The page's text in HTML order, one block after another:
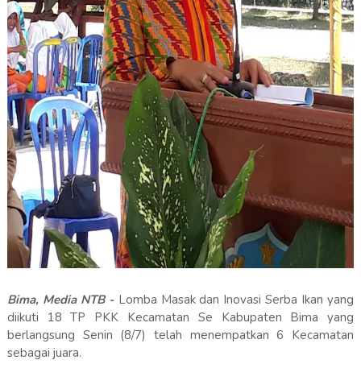
Bima, Media NTB - Lomba Masak dan Inovasi Serba Ikan yang
diikuti 18 TP PKK Kecamatan Se Kabupaten Bima yang
berlangsung Senin (8/7) telah menempatkan 6 Kecamatan
sebagai juara.